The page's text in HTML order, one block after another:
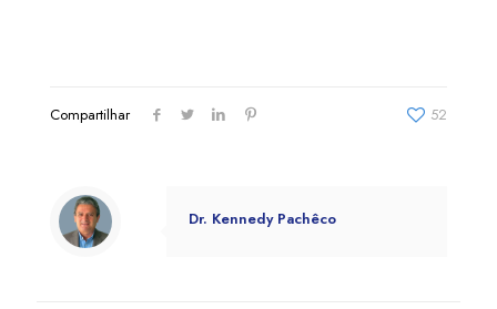
Compartilhar 52
Dr. Kennedy Pachêco